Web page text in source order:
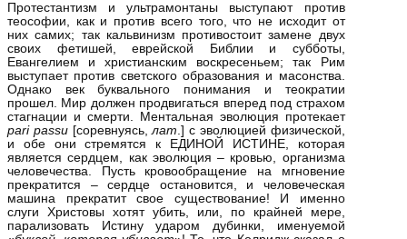
Протестантизм и ультрамонтаны выступают против
теософии, как и против всего того, что не исходит от
них самих; так кальвинизм противостоит замене двух
своих фетишей, еврейской Библии и субботы,
Евангелием и христианским воскресеньем; так Рим
выступает против светского образования и масонства.
Однако век буквального понимания и теократии
прошел. Мир должен продвигаться вперед под страхом
стагнации и смерти. Ментальная эволюция протекает
pari passu[соревнуясь,лат.] с эволюцией физической,
и обе они стремятся к ЕДИНОЙ ИСТИНЕ, которая
является сердцем, как эволюция – кровью, организма
человечества. Пусть кровообращение на мгновение
прекратится – сердце остановится, и человеческая
машина прекратит свое существование! И именно
слуги Христовы хотят убить, или, по крайней мере,
парализовать Истину ударом дубинки, именуемой